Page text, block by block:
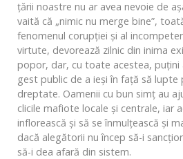
ţării noastre nu ar avea nevoie de
vaită că „nimic nu merge bine”,
fenomenul corupţiei şi al
virtute, devorează zilnic din inima
popor, dar, cu toate acestea, puţini
gest public de a ieşi în faţă să
dreptate. Oamenii cu bun simţ au
clicile mafiote locale şi centrale, iar
inflorească şi să se înmulţească şi
dacă alegătorii nu încep să-i
să-i dea afară din sistem.